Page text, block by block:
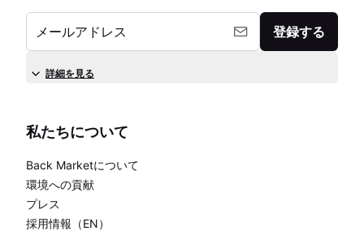
メールアドレス 登録する
詳細を見る
私たちについて
Back Marketについて
環境への貢献
プレス
採用情報（EN）